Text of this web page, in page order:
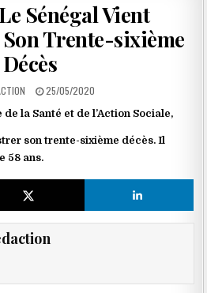
Sénégal Vient
Trente-sixième
Décès
25/05/2020
la Santé et de l’Action Sociale,
son trente-sixième décès. Il
58 ans.